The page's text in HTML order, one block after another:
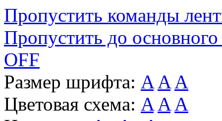
Пропустить команды
Пропустить до основного
OFF
Размер шрифта: A A A
Цветовая схема: A A A